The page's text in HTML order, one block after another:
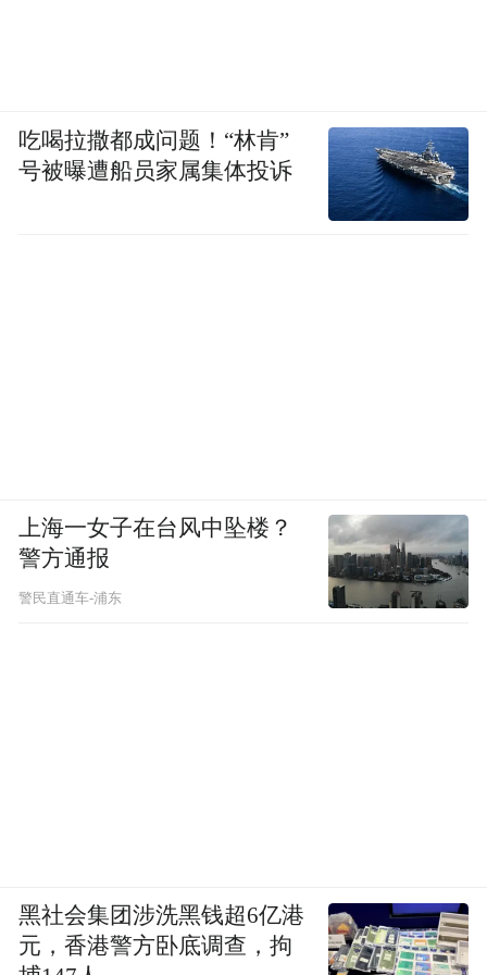
吃喝拉撒都成问题！“林肯”
号被曝遭船员家属集体投诉
上海一女子在台风中坠楼？
警方通报
警民直通车-浦东
黑社会集团涉洗黑钱超6亿港
元，香港警方卧底调查，拘